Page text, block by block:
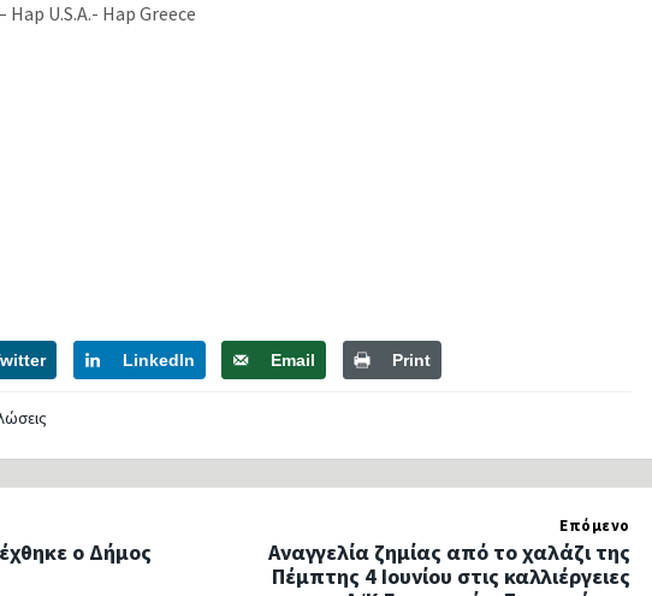
U.S.A.- Hap Greece
LinkedIn Email Print
ο Δήμος
Επόμενο
Αναγγελία ζημίας από το χαλάζι της
Πέμπτης 4 Ιουνίου στις καλλιέργειες